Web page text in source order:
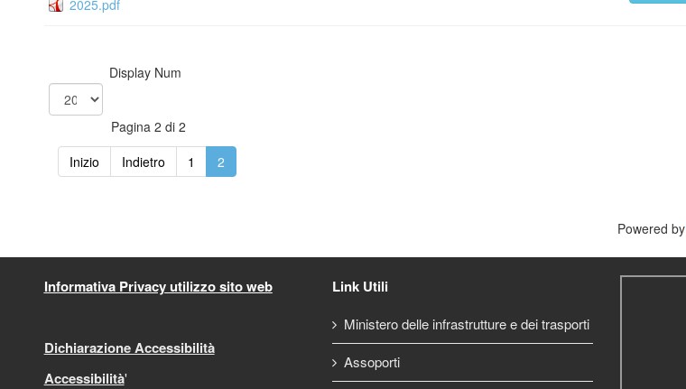
2025.pdf
Display Num
Pagina 2 di 2
Inizio
Indietro 1 2
Powered by
Informativa Privacy utilizzo sito web
Dichiarazione Accessibilità
Accessibilità'
Link Utili
Ministero delle infrastrutture e dei trasporti
Assoporti